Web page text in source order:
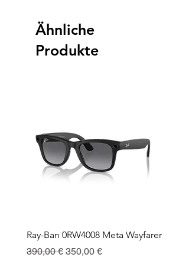
Ähnliche
Produkte
Ray-Ban 0RW4008 Meta Wayfarer
Standardpreis
390,00 € Sale-Preis
350,00 €